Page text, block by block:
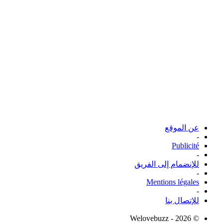
عن الموقع
-
Publicité
-
للإنضمام إلى الفريق
-
Mentions légales
-
للإتصال بنا
© Welovebuzz - 2026